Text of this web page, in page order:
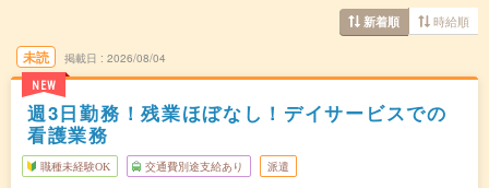
新着順 時給順
未読
NEW
掲載日 2026/08/04
週3日勤務！残業ほぼなし！デイサービスでの
看護業務
職種未経験OK 交通費別途支給あり 派遣